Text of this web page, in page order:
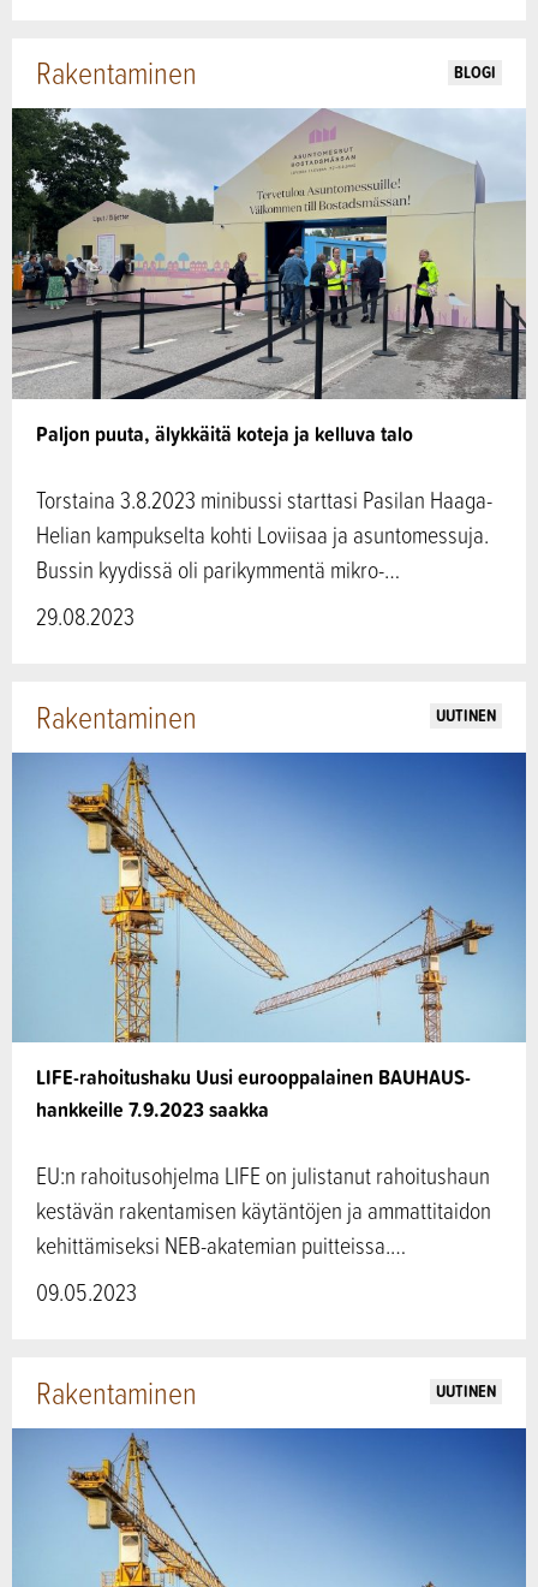
Paljon puuta, älykkäitä koteja ja kelluva talo
Rakentaminen BLOGI
Torstaina 3.8.2023 minibussi starttasi Pasilan Haaga-
Helian kampukselta kohti Loviisaa ja asuntomessuja.
Bussin kyydissä oli parikymmentä mikro-…
29.08.2023
LIFE-rahoitushaku Uusi eurooppalainen BAUHAUS-
hankkeille 7.9.2023 saakka
Rakentaminen UUTINEN
EU:n rahoitusohjelma LIFE on julistanut rahoitushaun
kestävän rakentamisen käytäntöjen ja ammattitaidon
kehittämiseksi NEB-akatemian puitteissa.…
09.05.2023
Rakentaminen UUTINEN